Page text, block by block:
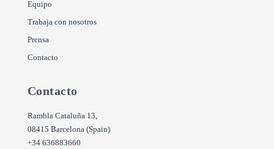
Equipo
Trabaja con nosotros
Prensa
Contacto
Contacto
Rambla Cataluña 13,
08415 Barcelona (Spain)
+34 636883660